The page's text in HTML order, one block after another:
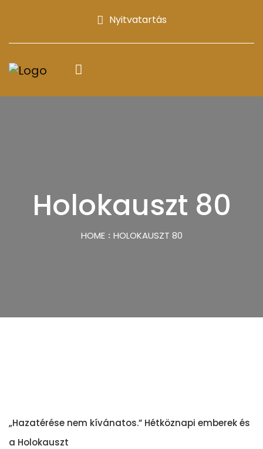
Nyitvatartás
Holokauszt 80
HOME HOLOKAUSZT 80
„Hazatérése nem kívánatos.” Hétköznapi emberek és
a Holokauszt